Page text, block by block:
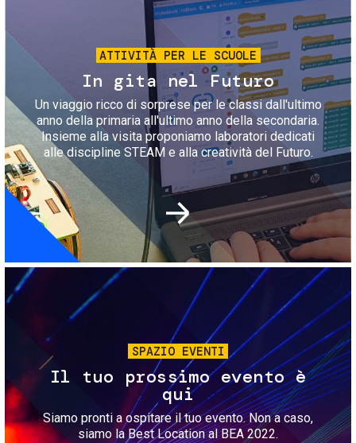
ATTIVITÀ PER LE SCUOLE
In gita nel Futuro
Un viaggio ricco di sorprese per le classi dall'ultimo
anno della primaria all'ultimo anno della secondaria.
Insieme alla visita proponiamo laboratori dedicati
alle discipline STEAM e alla creatività del Futuro.
Immagine
SPAZIO EVENTI
Il tuo prossimo evento è
qui
Siamo pronti a ospitare il tuo evento. Non a caso,
siamo la Best Location al BEA 2022.